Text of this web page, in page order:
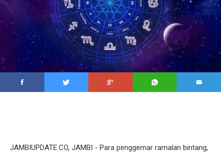
JAMBIUPDATE.CO, JAMBI - Para penggemar ramalan bintang,